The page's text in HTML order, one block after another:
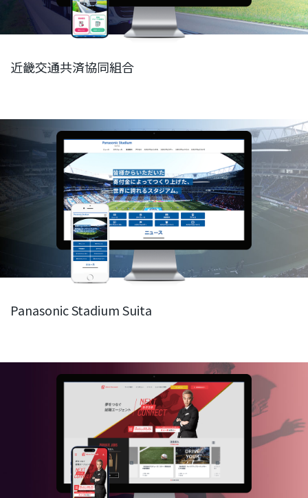
近畿交通共済協同組合
Panasonic Stadium Suita